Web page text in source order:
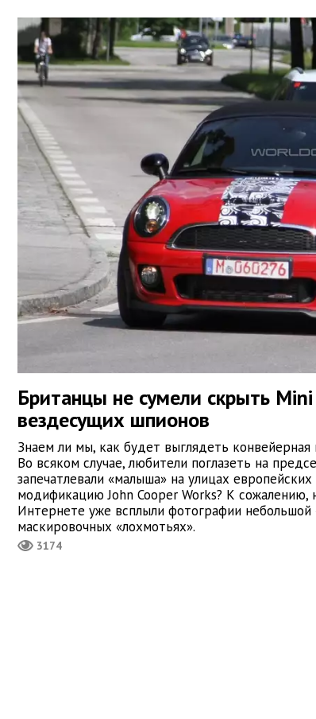
Британцы не сумели скрыть Mini
вездесущих шпионов
Знаем ли мы, как будет выглядеть
Во всяком случае, любители поглазеть на
запечатлевали «малыша» на улицах
модификацию John Cooper Works? К
Интернете уже всплыли фотографии небольшой
маскировочных «лохмотьях».
3174